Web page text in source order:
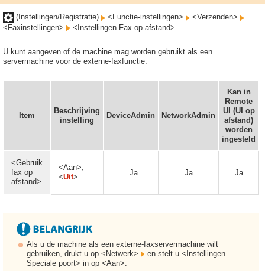
(Instellingen/Registratie) <Functie-instellingen>
<Verzenden>
<Faxinstellingen>
<Instellingen Fax op afstand>
U kunt aangeven of de machine mag worden gebruikt als een
servermachine voor de externe-faxfunctie.
Item
Beschrijving
instelling
DeviceAdmin NetworkAdmin
Kan in
Remote
UI (UI op
afstand)
worden
ingesteld
<Gebruik
fax op
afstand>
<Aan>,
<Uit> Ja Ja Ja
Als u de machine als een externe-faxservermachine wilt
gebruiken, drukt u op <Netwerk>
en stelt u <Instellingen
Speciale poort> in op <Aan>.